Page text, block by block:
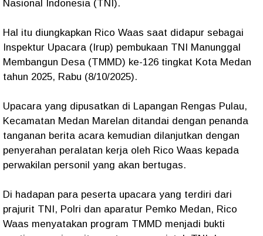
Nasional Indonesia (TNI).
Hal itu diungkapkan Rico Waas saat didapur sebagai
Inspektur Upacara (Irup) pembukaan TNI Manunggal
Membangun Desa (TMMD) ke-126 tingkat Kota Medan
tahun 2025, Rabu (8/10/2025).
Upacara yang dipusatkan di Lapangan Rengas Pulau,
Kecamatan Medan Marelan ditandai dengan penanda
tanganan berita acara kemudian dilanjutkan dengan
penyerahan peralatan kerja oleh Rico Waas kepada
perwakilan personil yang akan bertugas.
Di hadapan para peserta upacara yang terdiri dari
prajurit TNI, Polri dan aparatur Pemko Medan, Rico
Waas menyatakan program TMMD menjadi bukti